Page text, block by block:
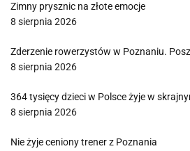
Zimny prysznic na złote emocje
8 sierpnia 2026
Zderzenie rowerzystów w Poznaniu.
8 sierpnia 2026
364 tysięcy dzieci w Polsce żyje w
8 sierpnia 2026
Nie żyje ceniony trener z Poznania